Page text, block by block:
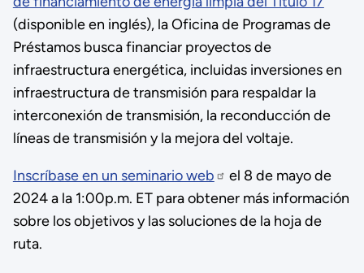
(disponible en inglés), la Oficina de Programas de
Préstamos busca financiar proyectos de
infraestructura energética, incluidas inversiones en
infraestructura de transmisión para respaldar la
interconexión de transmisión, la reconducción de
líneas de transmisión y la mejora del voltaje.
Inscríbase en un seminario web
el 8 de mayo de
2024 a la 1:00p.m. ET para obtener más información
sobre los objetivos y las soluciones de la hoja de
ruta.